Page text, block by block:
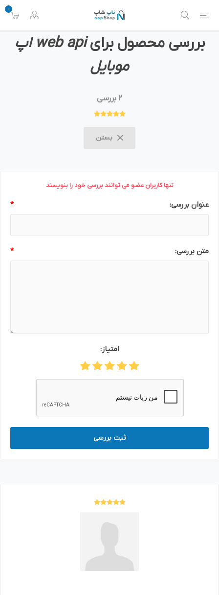
0
بررسی محصول برای
web api اپ
موبایل
2 بررسی
بستن
تنها کاربران عضو می توانند بررسی خود را بنویسند
عنوان بررسی: *
متن بررسی: *
امتیاز:
ثبت بررسی